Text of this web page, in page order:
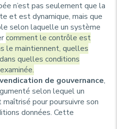
n’est pas seulement que la
et est dynamique, mais que
selon laquelle un système
comment le contrôle est
le maintiennent, quelles
quelles conditions
de gouvernance,
selon lequel un
pour poursuivre son
données. Cette